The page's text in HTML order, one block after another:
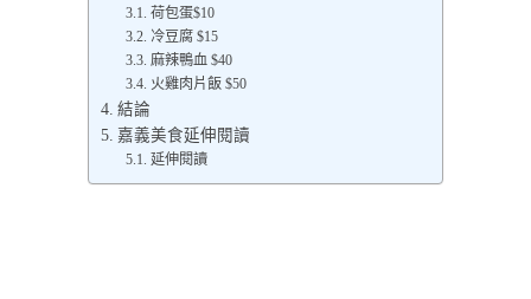
荷包蛋$10
冷豆腐 $15
麻辣鴨血 $40
火雞肉片飯 $50
結論
嘉義美食延伸閱讀
延伸閱讀